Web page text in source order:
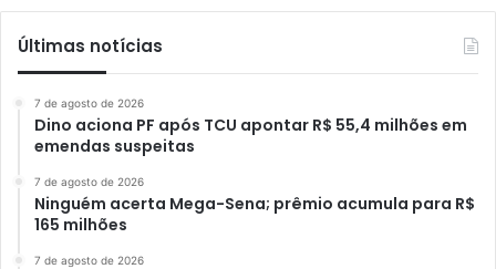
Últimas notícias
7 de agosto de 2026
Dino aciona PF após TCU apontar R$ 55,4 milhões em
emendas suspeitas
7 de agosto de 2026
Ninguém acerta Mega-Sena; prêmio acumula para R$
165 milhões
7 de agosto de 2026